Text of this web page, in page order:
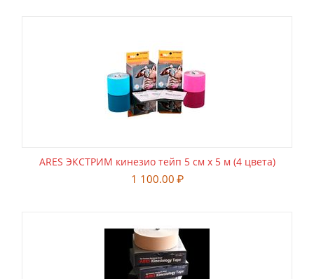
ARES ЭКСТРИМ кинезио тейп 5 см х 5 м (4 цвета)
1 100.00 ₽